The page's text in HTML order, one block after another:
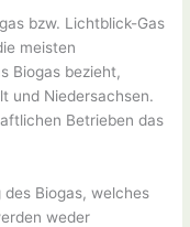
bzw. Lichtblick-Gas
meisten
Biogas bezieht,
und Niedersachsen.
Betrieben das
des Biogas, welches
weder